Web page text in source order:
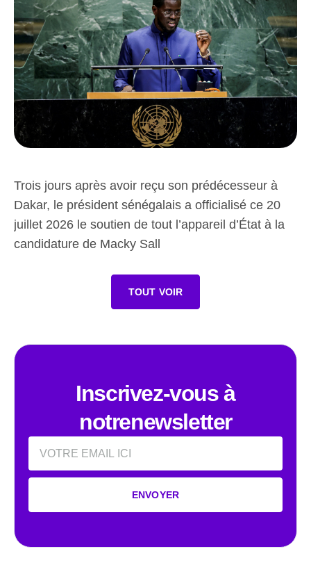
Trois jours après avoir reçu son prédécesseur à
Dakar, le président sénégalais a officialisé ce 20
juillet 2026 le soutien de tout l’appareil d’État à la
candidature de Macky Sall
TOUT VOIR
Inscrivez-vous à
notrenewsletter
Email
ENVOYER